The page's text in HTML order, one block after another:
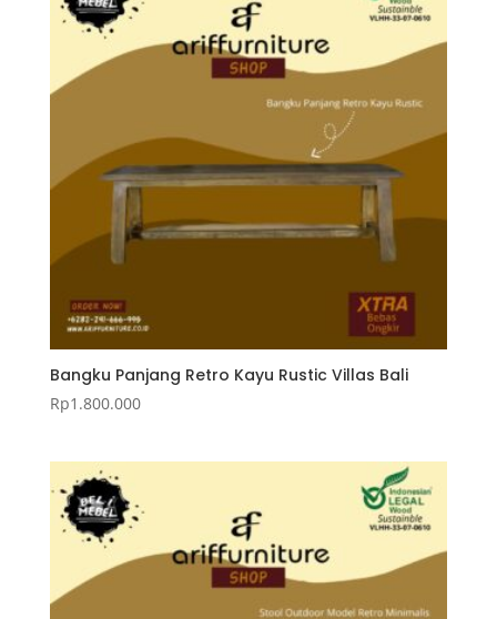
Bangku Panjang Retro Kayu Rustic Villas Bali
Rp1.800.000